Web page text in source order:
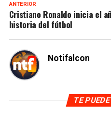
ANTERIOR
Cristiano Ronaldo inicia el
historia del fútbol
Notifalcon
TE